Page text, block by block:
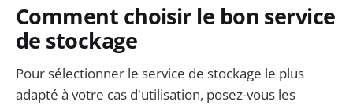
Comment choisir le bon service
de stockage
Pour sélectionner le service de stockage le plus
adapté à votre cas d'utilisation, posez-vous les